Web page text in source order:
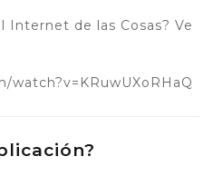
Internet de las Cosas? Ve